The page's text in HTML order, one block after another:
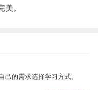
美。
的需求选择学习方式。